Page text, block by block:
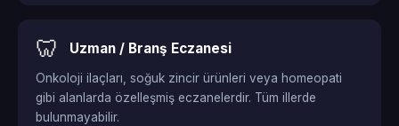
🦷 Uzman / Branş Eczanesi
Onkoloji ilaçları, soğuk zincir ürünleri veya homeopati
gibi alanlarda özelleşmiş eczanelerdir. Tüm illerde
bulunmayabilir.